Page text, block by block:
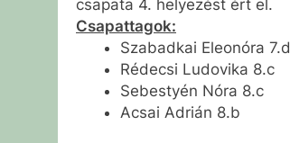
csapata 4. helyezést ért el.
Csapattagok:
Szabadkai Eleonóra 7.d
Rédecsi Ludovika 8.c
Sebestyén Nóra 8.c
Acsai Adrián 8.b